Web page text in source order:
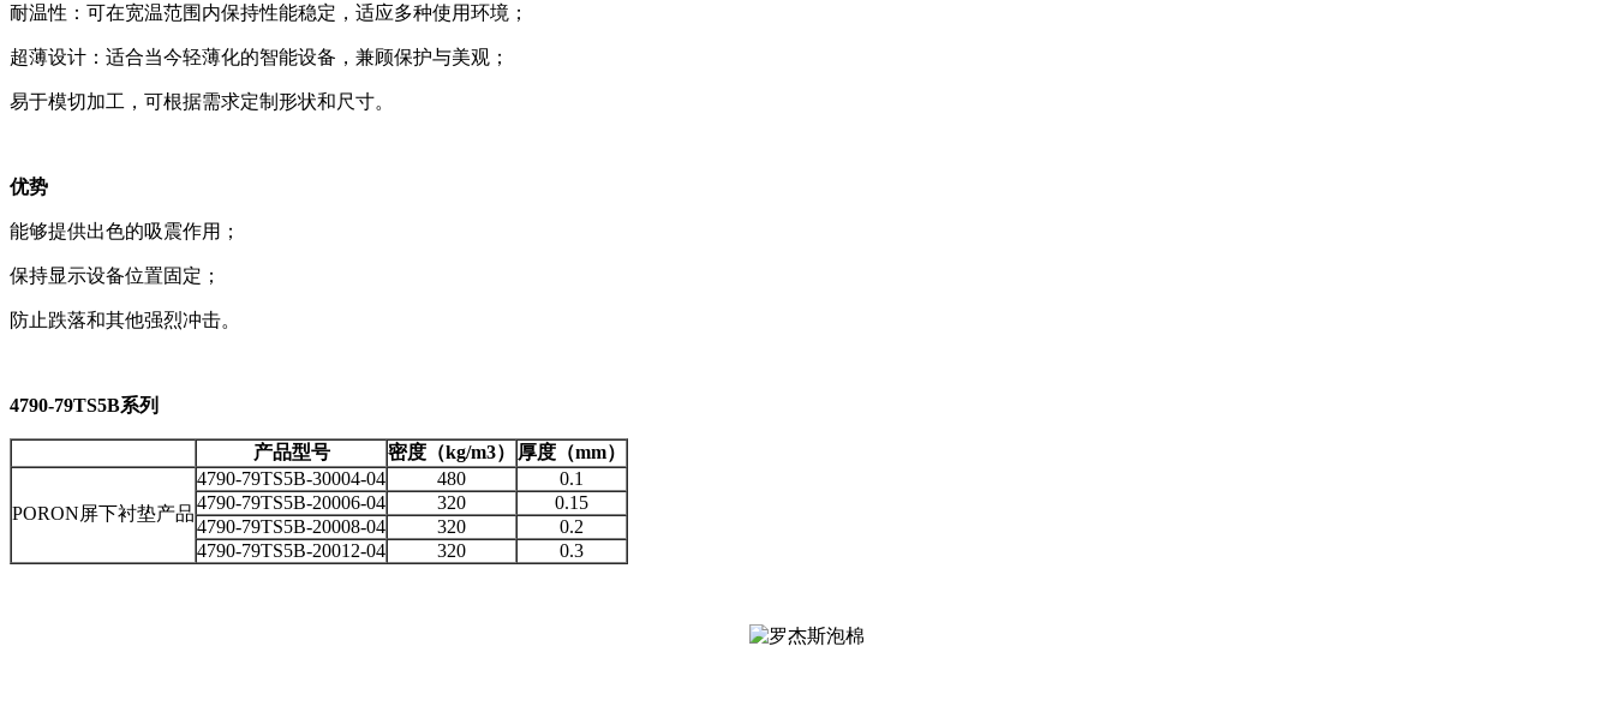
耐温性：可在宽温范围内保持性能稳定，适应多种使用环境；
超薄设计：适合当今轻薄化的智能设备，兼顾保护与美观；
易于模切加工，可根据需求定制形状和尺寸。
优势
能够提供出色的吸震作用；
保持显示设备位置固定；
防止跌落和其他强烈冲击。
4790-79TS5B系列
产品型号 密度（kg/m3） 厚度（mm）
PORON屏下衬垫产品
4790-79TS5B-30004-04 480
0.1
4790-79TS5B-20006-04
320
0.15
4790-79TS5B-20008-04
320
0.2
4790-79TS5B-20012-04
320 0.3